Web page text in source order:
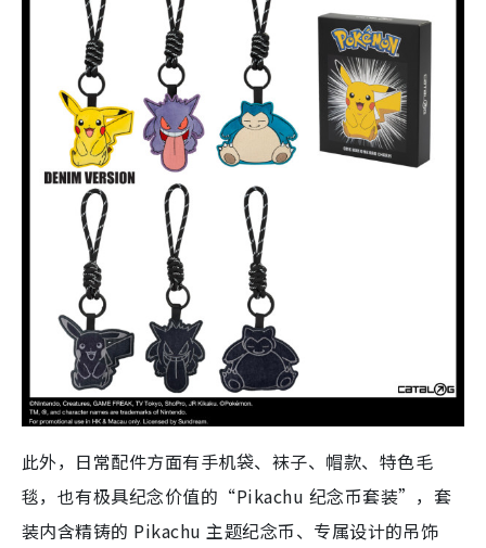
此外，日常配件方面有手机袋、袜子、帽款、特色毛
毯，也有极具纪念价值的“Pikachu 纪念币套装”，套
装内含精铸的 Pikachu 主题纪念币、专属设计的吊饰